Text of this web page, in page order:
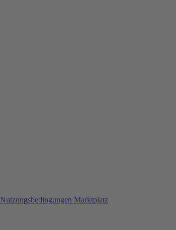
Nutzungsbedingungen Marktplatz